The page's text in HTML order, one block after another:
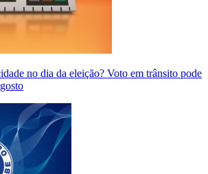
no dia da eleição? Voto em trânsito pode